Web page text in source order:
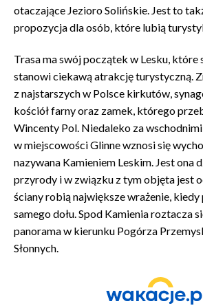
otaczające Jezioro Solińskie. Jest to
propozycja dla osób, które lubią
Trasa ma swój początek w Lesku, które
stanowi ciekawą atrakcję turystyczną.
z najstarszych w Polsce kirkutów,
kościół farny oraz zamek, którego
Wincenty Pol. Niedaleko za
w miejscowości Glinne wznosi się
nazywana Kamieniem Leskim. Jest ona
przyrody i w związku z tym objęta jest
ściany robią największe wrażenie, kiedy
samego dołu. Spod Kamienia roztacza
panorama w kierunku Pogórza
Słonnych.